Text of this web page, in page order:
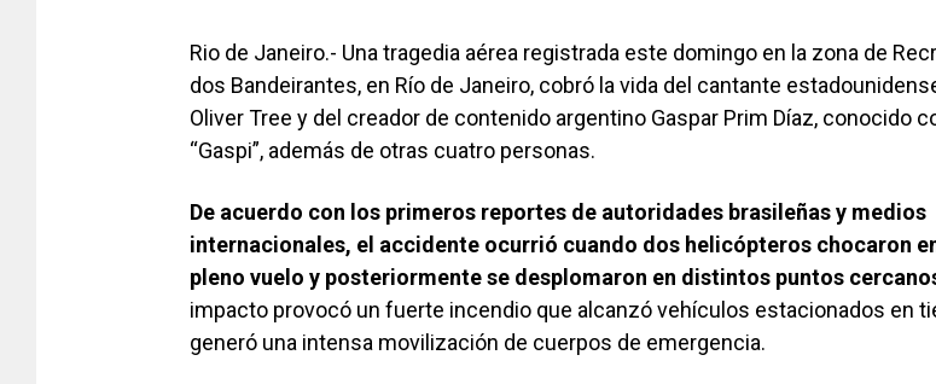
Rio de Janeiro.- Una tragedia aérea registrada este domingo en la zona de
dos Bandeirantes, en Río de Janeiro, cobró la vida del cantante
Oliver Tree y del creador de contenido argentino Gaspar Prim Díaz, conocido
“Gaspi”, además de otras cuatro personas.
De acuerdo con los primeros reportes de autoridades brasileñas y medios
internacionales, el accidente ocurrió cuando dos helicópteros chocaron
pleno vuelo y posteriormente se desplomaron en distintos puntos
impacto provocó un fuerte incendio que alcanzó vehículos estacionados en
generó una intensa movilización de cuerpos de emergencia.